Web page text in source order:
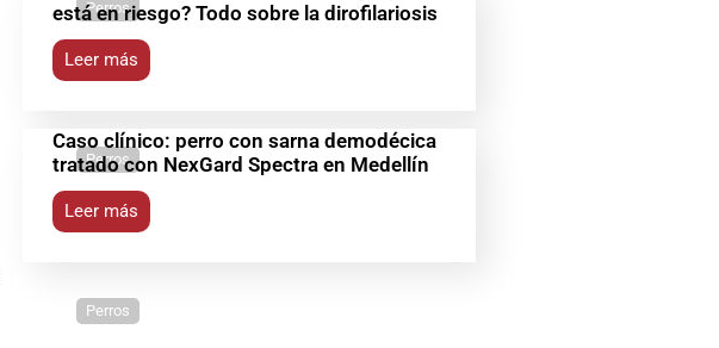
Perros
Perros
está en riesgo? Todo sobre la dirofilariosis
Leer más
Perros
Caso clínico: perro con sarna demodécica
tratado con NexGard Spectra en Medellín
Leer más